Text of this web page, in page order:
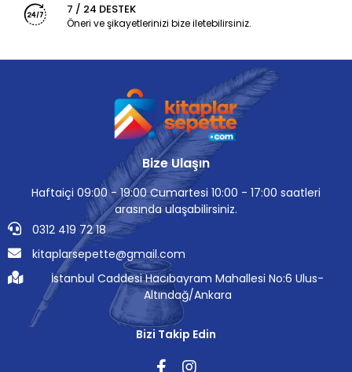
7 / 24 DESTEK
Öneri ve şikayetlerinizi bize iletebilirsiniz.
Bize Ulaşın
Haftaiçi 09:00 - 19:00 Cumartesi 10:00 - 17:00 saatleri
arasında ulaşabilirsiniz.
0312 419 72 18
kitaplarsepette@gmail.com
İstanbul Caddesi Hacıbayram Mahallesi No:6 Ulus-
Altındağ/Ankara
Bizi Takip Edin